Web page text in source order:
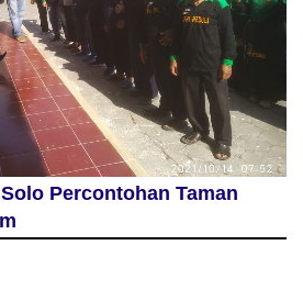
Percontohan Taman